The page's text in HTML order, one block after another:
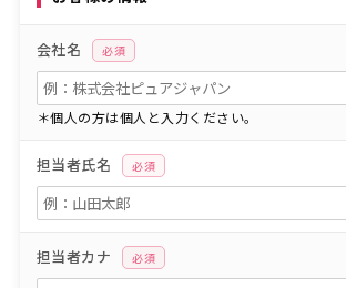
会社名 必須
＊個人の方は個人と入力ください。
担当者氏名 必須
担当者カナ 必須